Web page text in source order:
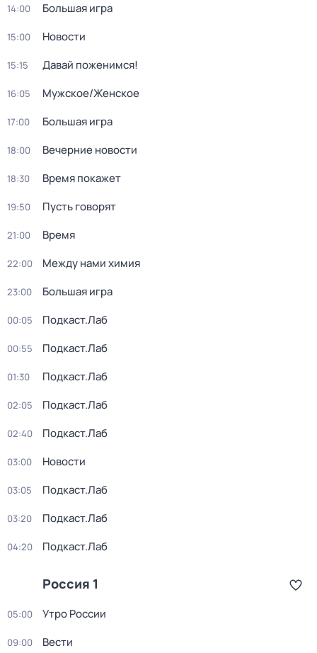
14:00 Большая игра
15:00 Новости
15:15 Давай поженимся!
16:05 Мужское/Женское
17:00 Большая игра
18:00 Вечерние новости
18:30 Время покажет
19:50 Пусть говорят
21:00 Время
22:00 Между нами химия
23:00 Большая игра
00:05 Подкаст.Лаб
00:55 Подкаст.Лаб
01:30 Подкаст.Лаб
02:05 Подкаст.Лаб
02:40 Подкаст.Лаб
03:00 Новости
03:05 Подкаст.Лаб
03:20 Подкаст.Лаб
04:20 Подкаст.Лаб
Россия 1
05:00 Утро России
09:00 Вести